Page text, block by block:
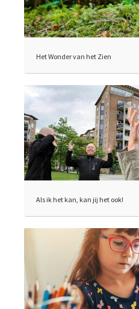
Het Wonder van het Zien
Als ik het kan, kan jij het ook!